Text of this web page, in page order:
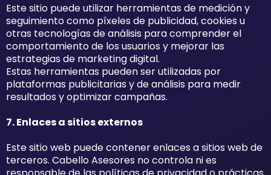
Este sitio puede utilizar herramientas de medición y
seguimiento como píxeles de publicidad, cookies u
otras tecnologías de análisis para comprender el
comportamiento de los usuarios y mejorar las
estrategias de marketing digital.
Estas herramientas pueden ser utilizadas por
plataformas publicitarias y de análisis para medir
resultados y optimizar campañas.
7. Enlaces a sitios externos
Este sitio web puede contener enlaces a sitios web de
terceros. Cabello Asesores no controla ni es